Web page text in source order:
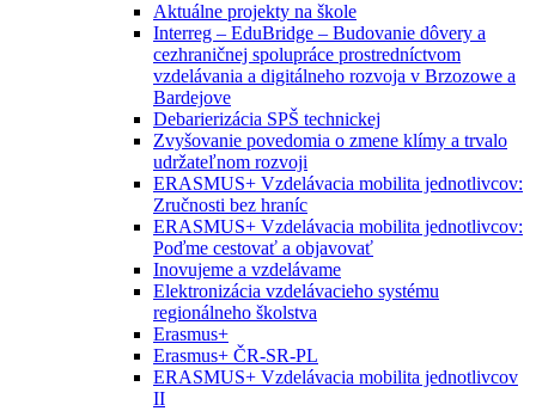
Aktuálne projekty na škole
Interreg – EduBridge – Budovanie dôvery a
cezhraničnej spolupráce prostredníctvom
vzdelávania a digitálneho rozvoja v Brzozowe a
Bardejove
Debarierizácia SPŠ technickej
Zvyšovanie povedomia o zmene klímy a trvalo
udržateľnom rozvoji
ERASMUS+ Vzdelávacia mobilita jednotlivcov:
Zručnosti bez hraníc
ERASMUS+ Vzdelávacia mobilita jednotlivcov:
Poďme cestovať a objavovať
Inovujeme a vzdelávame
Elektronizácia vzdelávacieho systému
regionálneho školstva
Erasmus+
Erasmus+ ČR-SR-PL
ERASMUS+ Vzdelávacia mobilita jednotlivcov
II